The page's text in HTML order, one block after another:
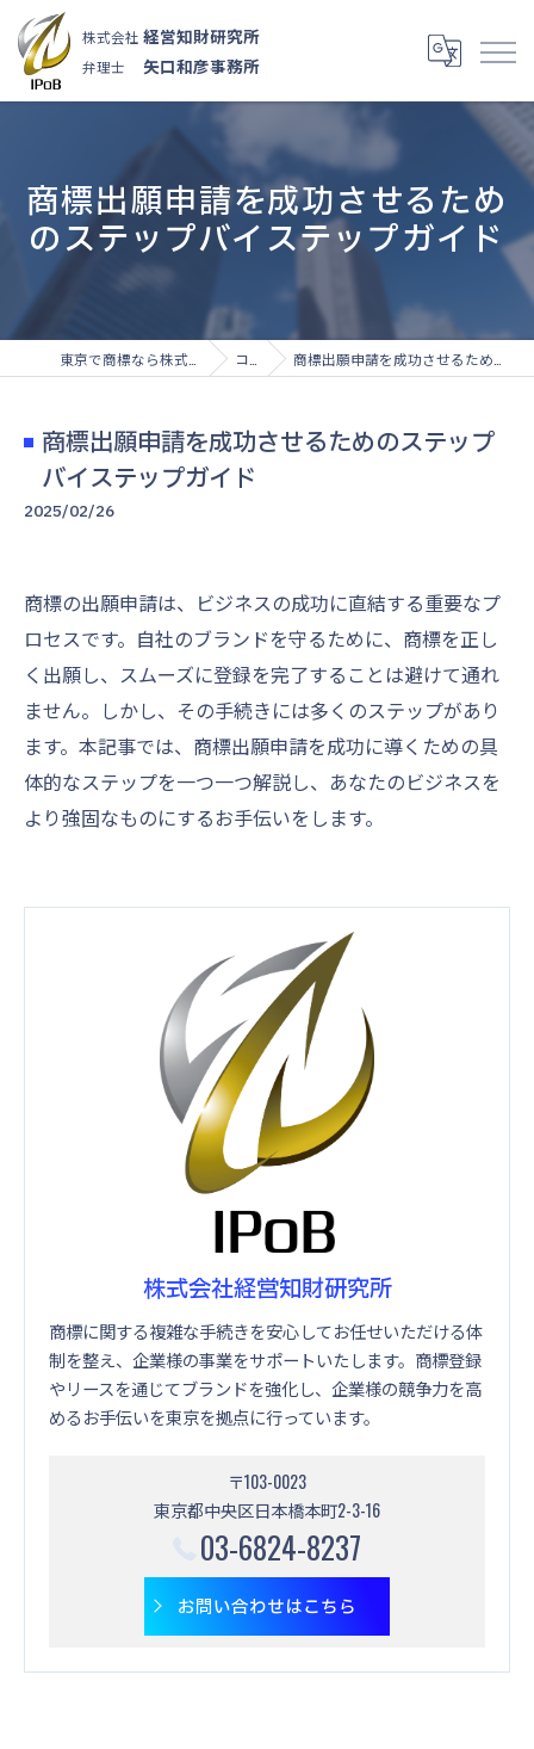
株式会社 経営知財研究所
弁理士 矢口和彦事務所
商標出願申請を成功させるため
のステップバイステップガイド
コラム 商標出願申請を成功させるためのステップバイステップガイド
商標出願申請を成功させるためのステップ
バイステップガイド
2025/02/26
商標の出願申請は、ビジネスの成功に直結する重要なプ
ロセスです。自社のブランドを守るために、商標を正し
く出願し、スムーズに登録を完了することは避けて通れ
ません。しかし、その手続きには多くのステップがあり
ます。本記事では、商標出願申請を成功に導くための具
体的なステップを一つ一つ解説し、あなたのビジネスを
より強固なものにするお手伝いをします。
株式会社経営知財研究所
商標に関する複雑な手続きを安心してお任せいただける体
制を整え、企業様の事業をサポートいたします。商標登録
やリースを通じてブランドを強化し、企業様の競争力を高
めるお手伝いを東京を拠点に行っています。
〒103-0023
東京都中央区日本橋本町2-3-16
03-6824-8237
お問い合わせはこちら